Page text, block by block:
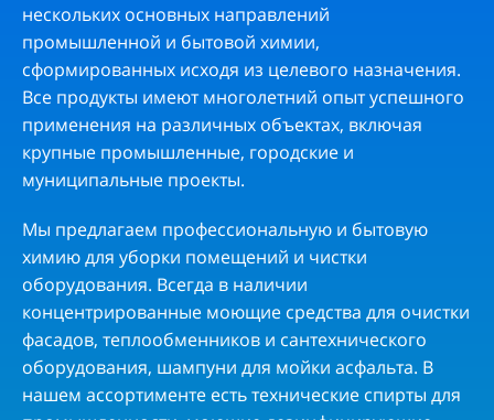
нескольких основных направлений
промышленной и бытовой химии,
сформированных исходя из целевого назначения.
Все продукты имеют многолетний опыт успешного
применения на различных объектах, включая
крупные промышленные, городские и
муниципальные проекты.
Мы предлагаем профессиональную и бытовую
химию для уборки помещений и чистки
оборудования. Всегда в наличии
концентрированные моющие средства для очистки
фасадов, теплообменников и сантехнического
оборудования, шампуни для мойки асфальта. В
нашем ассортименте есть технические спирты для